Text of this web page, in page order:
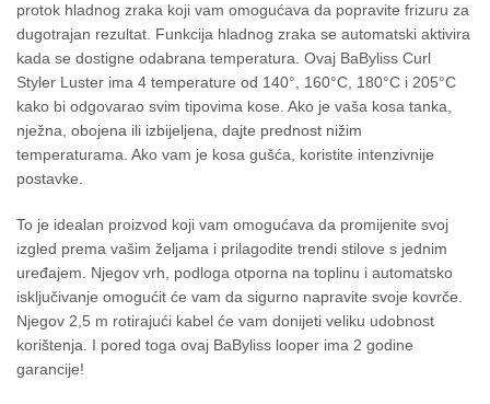
protok hladnog zraka koji vam omogućava da popravite frizuru za
dugotrajan rezultat. Funkcija hladnog zraka se automatski aktivira
kada se dostigne odabrana temperatura. Ovaj BaByliss Curl
Styler Luster ima 4 temperature od 140°, 160°C, 180°C i 205°C
kako bi odgovarao svim tipovima kose. Ako je vaša kosa tanka,
nježna, obojena ili izbijeljena, dajte prednost nižim
temperaturama. Ako vam je kosa gušća, koristite intenzivnije
postavke.
To je idealan proizvod koji vam omogućava da promijenite svoj
izgled prema vašim željama i prilagodite trendi stilove s jednim
uređajem. Njegov vrh, podloga otporna na toplinu i automatsko
isključivanje omogućit će vam da sigurno napravite svoje kovrče.
Njegov 2,5 m rotirajući kabel će vam donijeti veliku udobnost
korištenja. I pored toga ovaj BaByliss looper ima 2 godine
garancije!